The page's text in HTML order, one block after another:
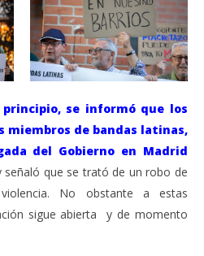
se informó que los
miembros de bandas latinas,
del Gobierno en Madrid
señaló que se trató de un robo de
No obstante a estas
sigue abierta y de momento